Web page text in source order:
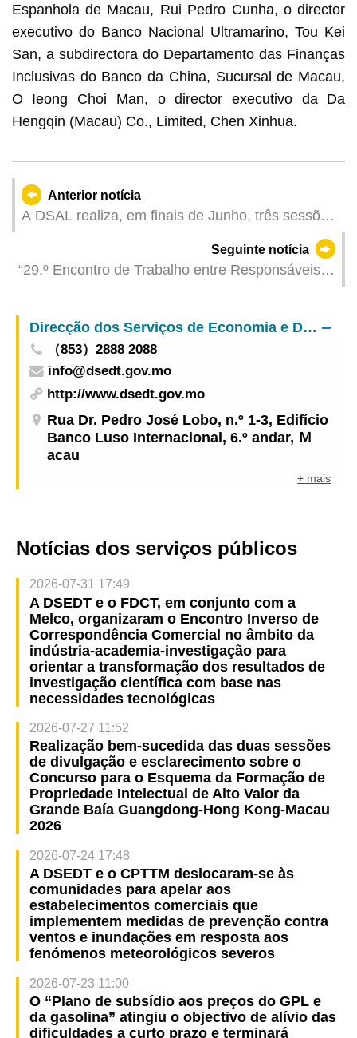
Espanhola de Macau, Rui Pedro Cunha, o director
executivo do Banco Nacional Ultramarino, Tou Kei
San, a subdirectora do Departamento das Finanças
Inclusivas do Banco da China, Sucursal de Macau,
O Ieong Choi Man, o director executivo da Da
Hengqin (Macau) Co., Limited, Chen Xinhua.
Anterior notícia
A DSAL realiza, em finais de Junho, três sessões
de emparelhamento, disponibilizando mais de 80
Seguinte notícia
“29.º Encontro de Trabalho entre Responsáveis
Hong Kong
Direcção dos Serviços de Economia e Desenvolvimento Tecnológico
（853）2888 2088
info@dsedt.gov.mo
http://www.dsedt.gov.mo
Rua Dr. Pedro José Lobo, n.º 1-3, Edifício
Banco Luso Internacional, 6.º andar, Ｍ
acau
+ mais
Notícias dos serviços públicos
2026-07-31 17:49
A DSEDT e o FDCT, em conjunto com a
Melco, organizaram o Encontro Inverso de
Correspondência Comercial no âmbito da
indústria-academia-investigação para
orientar a transformação dos resultados de
investigação científica com base nas
necessidades tecnológicas
2026-07-27 11:52
Realização bem-sucedida das duas sessões
de divulgação e esclarecimento sobre o
Concurso para o Esquema da Formação de
Propriedade Intelectual de Alto Valor da
Grande Baía Guangdong-Hong Kong-Macau
2026
2026-07-24 17:48
A DSEDT e o CPTTM deslocaram-se às
comunidades para apelar aos
estabelecimentos comerciais que
implementem medidas de prevenção contra
ventos e inundações em resposta aos
fenómenos meteorológicos severos
2026-07-23 11:00
O “Plano de subsídio aos preços do GPL e
da gasolina” atingiu o objectivo de alívio das
dificuldades a curto prazo e terminará